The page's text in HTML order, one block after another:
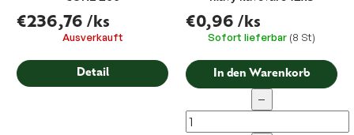
€236,76 /ks
Ausverkauft
Detail
€0,96 /ks
Sofort lieferbar (8 St)
In den Warenkorb
−